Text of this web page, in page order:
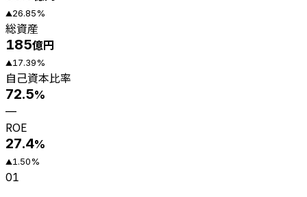
▲26.85%
総資産
185億円
▲17.39%
自己資本比率
72.5%
—
ROE
27.4%
▲1.50%
01